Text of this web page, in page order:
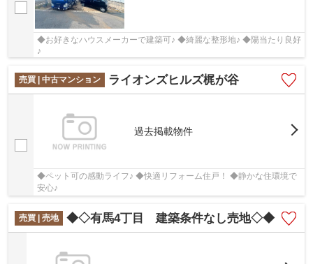
◆お好きなハウスメーカーで建築可♪ ◆綺麗な整形地♪ ◆陽当たり良好
♪
売買 | 中古マンション ライオンズヒルズ梶が谷
過去掲載物件
◆ペット可の感動ライフ♪ ◆快適リフォーム住戸！ ◆静かな住環境で
安心♪
売買 | 売地 ◆◇有馬4丁目 建築条件なし売地◇◆